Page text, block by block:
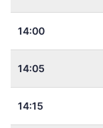
14:00
14:05
14:15